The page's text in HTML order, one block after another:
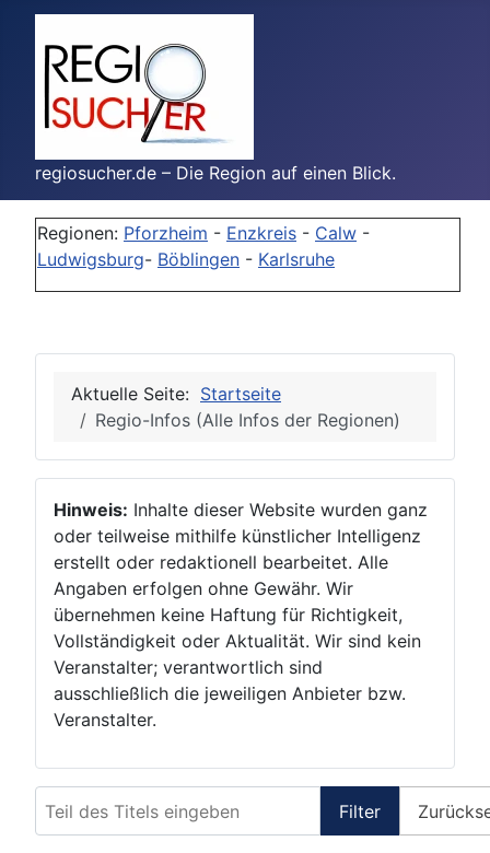
regiosucher.de – Die Region auf einen Blick.
Regionen: Pforzheim - Enzkreis - Calw -
Ludwigsburg- Böblingen - Karlsruhe
Aktuelle Seite: Startseite
Regio-Infos (Alle Infos der Regionen)
Hinweis: Inhalte dieser Website wurden ganz
oder teilweise mithilfe künstlicher Intelligenz
erstellt oder redaktionell bearbeitet. Alle
Angaben erfolgen ohne Gewähr. Wir
übernehmen keine Haftung für Richtigkeit,
Vollständigkeit oder Aktualität. Wir sind kein
Veranstalter; verantwortlich sind
ausschließlich die jeweiligen Anbieter bzw.
Veranstalter.
Filter